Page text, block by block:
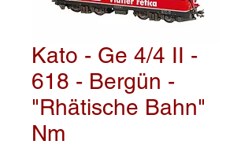
Kato - Ge 4/4 II -
618 - Bergün -
"Rhätische Bahn"
Nm